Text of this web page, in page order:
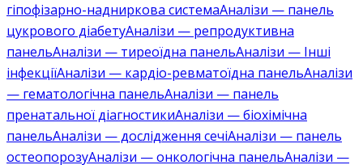
гіпофізарно-надниркова системаАналізи — панель
цукрового діабетуАналізи — репродуктивна
панельАналізи — тиреоїдна панельАналізи — Інші
інфекціїАналізи — кардіо-ревматоїдна панельАналізи
— гематологічна панельАналізи — панель
пренатальної діагностикиАналізи — біохімічна
панельАналізи — дослідження сечіАналізи — панель
остеопорозуАналізи — онкологічна панельАналізи —